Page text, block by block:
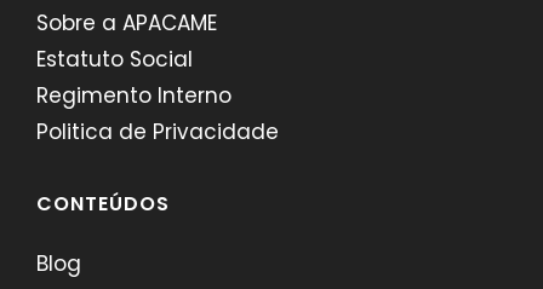
Sobre a APACAME
Estatuto Social
Regimento Interno
Politica de Privacidade
CONTEÚDOS
Blog